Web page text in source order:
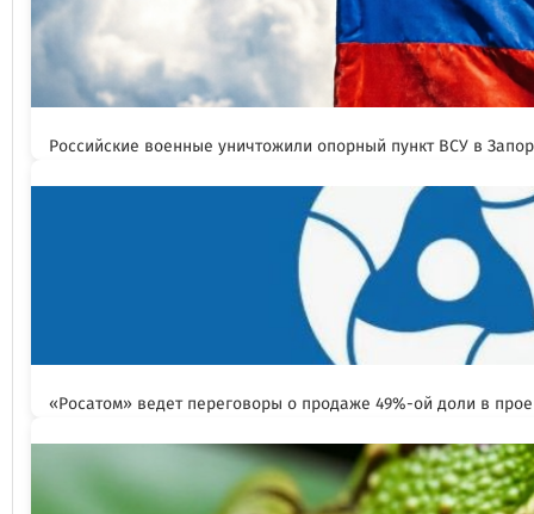
Российские военные уничтожили опорный пункт ВСУ в
«Росатом» ведет переговоры о продаже 49%-ой доли в